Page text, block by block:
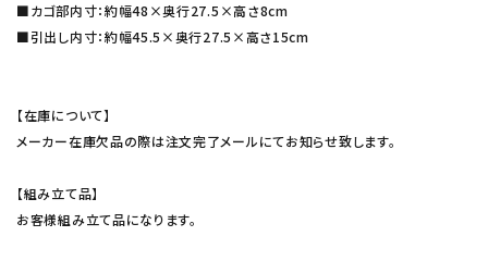
■カゴ部内寸：約幅48×奥行27.5×高さ8cm
■引出し内寸：約幅45.5×奥行27.5×高さ15cm
【在庫について】
メーカー在庫欠品の際は注文完了メールにてお知らせ致します。
【組み立て品】
お客様組み立て品になります。